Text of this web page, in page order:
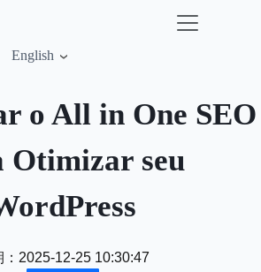
English
o All in One SEO
Otimizar seu
2025-12-25 10:30:47